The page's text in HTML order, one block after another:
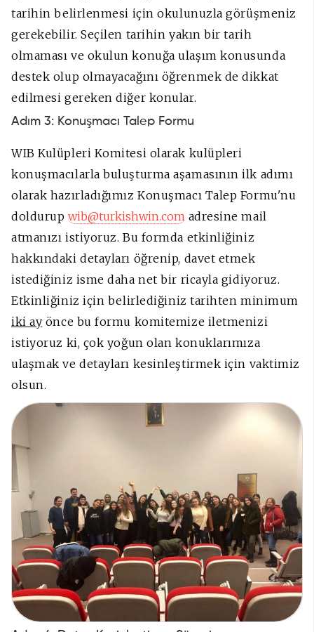
tarihin belirlenmesi için okulunuzla görüşmeniz
gerekebilir. Seçilen tarihin yakın bir tarih
olmaması ve okulun konuğa ulaşım konusunda
destek olup olmayacağını öğrenmek de dikkat
edilmesi gereken diğer konular.
Adım 3: Konuşmacı Talep Formu
WIB Kulüpleri Komitesi olarak kulüpleri
konuşmacılarla buluşturma aşamasının ilk adımı
olarak hazırladığımız Konuşmacı Talep Formu'nu
doldurup wib@turkishwin.comadresine mail
atmanızı istiyoruz. Bu formda etkinliğiniz
hakkındaki detayları öğrenip, davet etmek
istediğiniz isme daha net bir ricayla gidiyoruz.
Etkinliğiniz için belirlediğiniz tarihten minimum
iki ay önce bu formu komitemize iletmenizi
istiyoruz ki, çok yoğun olan konuklarımıza
ulaşmak ve detayları kesinleştirmek için vaktimiz
olsun.